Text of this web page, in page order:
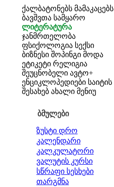
ქალბატონებს მამაკაცებს
ბავშვთა სამყარო
ლიტერატურა
ჯანმრთელობა
ფსიქოლოგია სექსი
ბიზნესი შოპინგი მოდა
ეტიკეტი რელიგია
შეუცნობელი ავტო+
ენციკლოპედიები საიტის
შესახებ ახალი მენიუ
ბმულები
ზუსტი დრო
კალენდარი
კალკულატორი
ვალუტის კურსი
სწრაფი სესხები
თარგმნა